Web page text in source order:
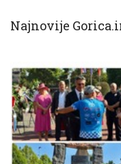
Najnovije